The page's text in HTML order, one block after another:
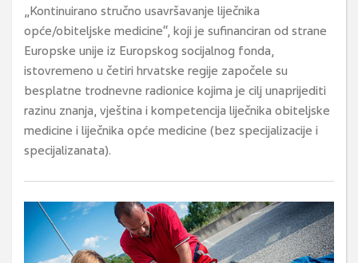
„Kontinuirano stručno usavršavanje liječnika
opće/obiteljske medicine“, koji je sufinanciran od strane
Europske unije iz Europskog socijalnog fonda,
istovremeno u četiri hrvatske regije započele su
besplatne trodnevne radionice kojima je cilj unaprijediti
razinu znanja, vještina i kompetencija liječnika obiteljske
medicine i liječnika opće medicine (bez specijalizacije i
specijalizanata).